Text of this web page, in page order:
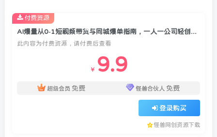
此内容为付费资源，请付费后查看
￥ 9.9
超级会员 免费 怪兽合伙人 免费
登录购买
怪兽网创资源下载
付费资源